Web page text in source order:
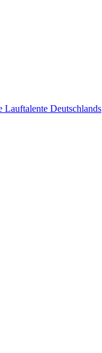
Deutschlands